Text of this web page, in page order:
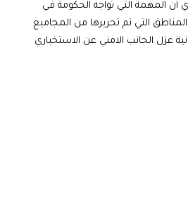
ان المهمة التي تواجه الحكومة في
التي تم تحريرها من المجاميع
عزل الجانب الامني عن الاستخباري